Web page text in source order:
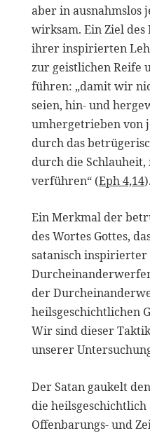
aber in ausnahmslos
wirksam. Ein Ziel des
ihrer inspirierten
zur geistlichen Reife
führen: „damit wir
seien, hin- und
umhergetrieben von
durch das
durch die
verführen“ (Eph 4,14).
Ein Merkmal der
des Wortes Gottes,
satanisch
der
heilsgeschichtlichen
Wir sind dieser
unserer
Der Satan gaukelt
die heilsgeschichtlich
Offenbarungs- und